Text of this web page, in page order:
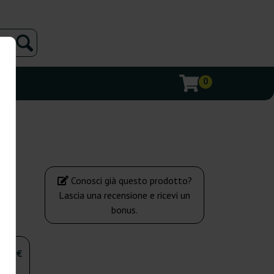
0
€
Conosci già questo prodotto?
Lascia una recensione e ricevi un
bonus.